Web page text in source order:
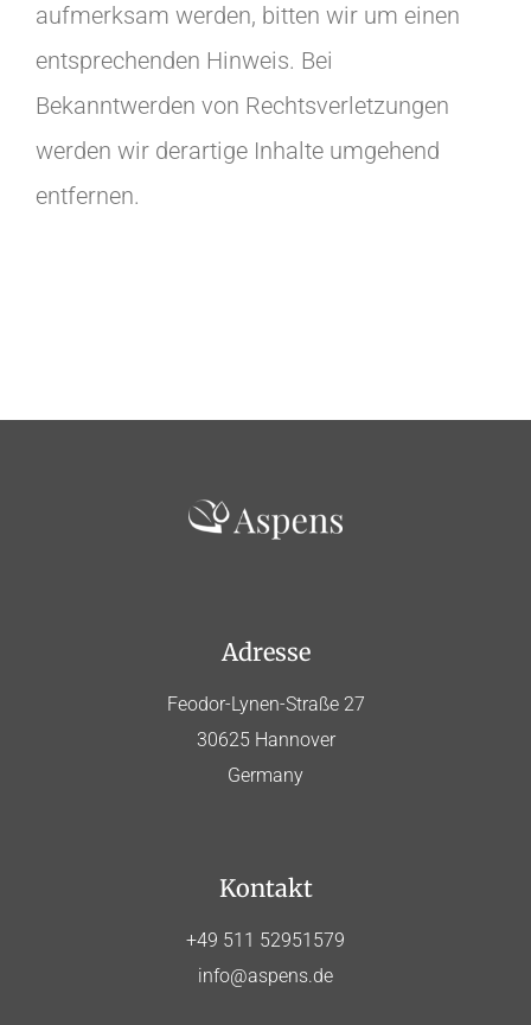
aufmerksam werden, bitten wir um einen
entsprechenden Hinweis. Bei
Bekanntwerden von Rechtsverletzungen
werden wir derartige Inhalte umgehend
entfernen.
Adresse
Feodor-Lynen-Straße 27
30625 Hannover
Germany
Kontakt
+49 511 52951579
info@aspens.de